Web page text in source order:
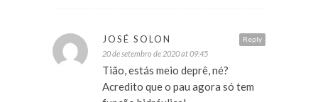
Reply
JOSÉ SOLON
20 de setembro de 2020 at 09:45
Tião, estás meio deprê, né?
Acredito que o pau agora só tem